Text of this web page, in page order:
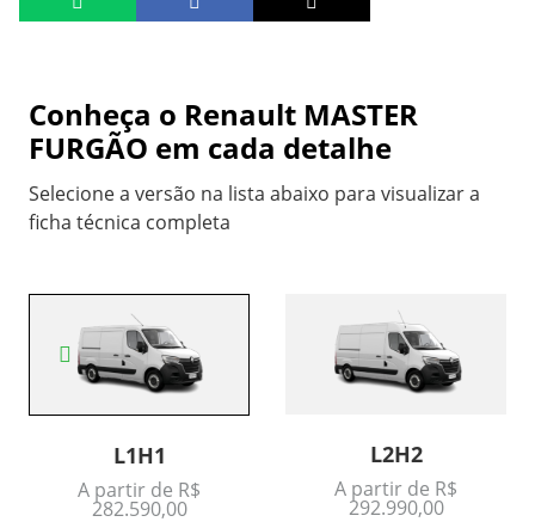
Conheça o Renault MASTER
FURGÃO em cada detalhe
Selecione a versão na lista abaixo para visualizar a
ficha técnica completa
L1H1
A partir de R$
282.590,00
L2H2
A partir de R$
292.990,00